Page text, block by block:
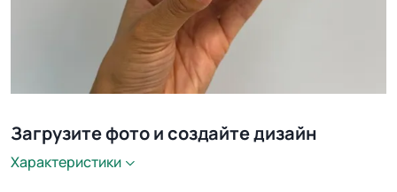
Загрузите фото и создайте дизайн
Характеристики